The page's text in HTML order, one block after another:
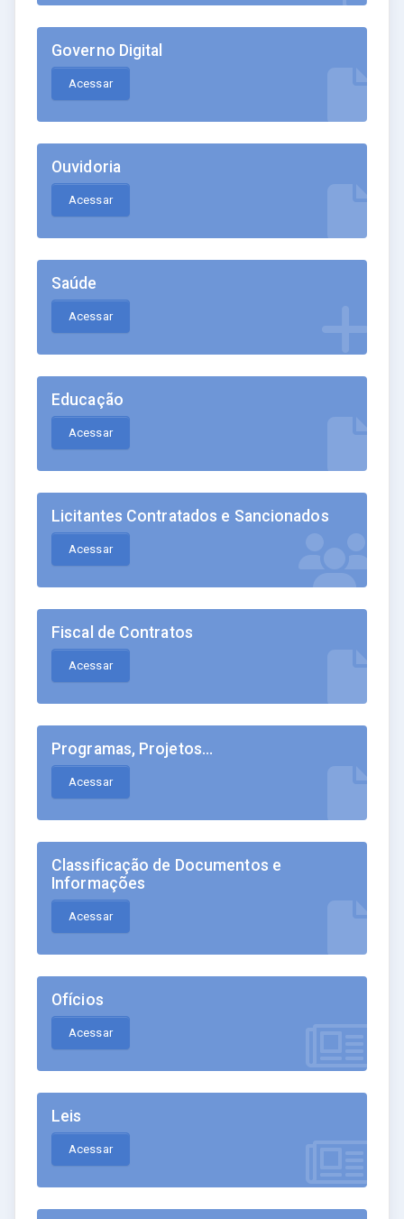
Governo Digital
Acessar
Ouvidoria
Acessar
Saúde
Acessar
Educação
Acessar
Licitantes Contratados e Sancionados
Acessar
Fiscal de Contratos
Acessar
Programas, Projetos...
Acessar
Classificação de Documentos e
Informações
Acessar
Ofícios
Acessar
Leis
Acessar